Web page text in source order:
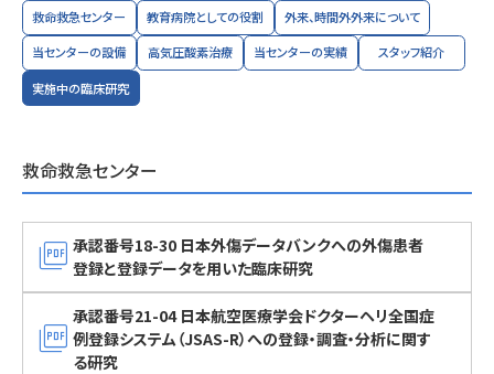
救命救急センター 教育病院としての役割 外来、時間外外来について
当センターの設備 高気圧酸素治療 当センターの実績 スタッフ紹介
実施中の臨床研究
救命救急センター
picture_as_pdf 承認番号18-30 日本外傷データバンクへの外傷患者
登録と登録データを用いた臨床研究
picture_as_pdf 承認番号21-04 日本航空医療学会ドクターヘリ全国症
例登録システム（JSAS-R）への登録・調査・分析に関す
る研究